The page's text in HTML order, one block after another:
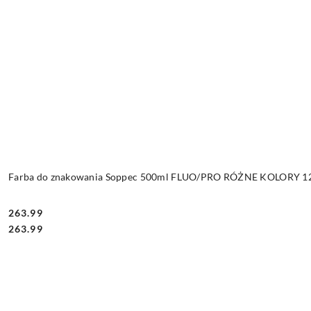
Farba do znakowania Soppec 500ml FLUO/PRO RÓŻNE KOLORY
Cena:
263.99
Cena:
263.99